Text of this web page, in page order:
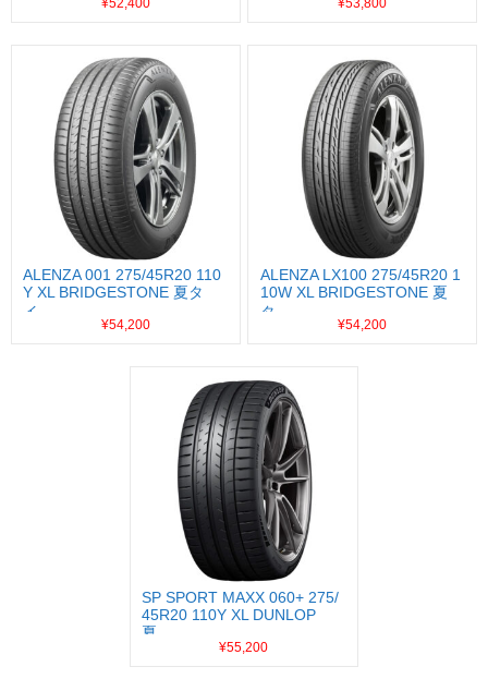
ALENZA 001 275/45R20 110
Y XL BRIDGESTONE 夏タ
イ...
¥54,200
ALENZA LX100 275/45R20 1
10W XL BRIDGESTONE 夏
タ...
¥54,200
SP SPORT MAXX 060+ 275/
45R20 110Y XL DUNLOP
夏...
¥55,200